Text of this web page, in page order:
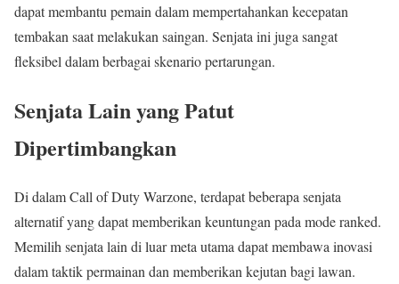
dapat membantu pemain dalam mempertahankan kecepatan
tembakan saat melakukan saingan. Senjata ini juga sangat
fleksibel dalam berbagai skenario pertarungan.
Senjata Lain yang Patut
Dipertimbangkan
Di dalam Call of Duty Warzone, terdapat beberapa senjata
alternatif yang dapat memberikan keuntungan pada mode ranked.
Memilih senjata lain di luar meta utama dapat membawa inovasi
dalam taktik permainan dan memberikan kejutan bagi lawan.